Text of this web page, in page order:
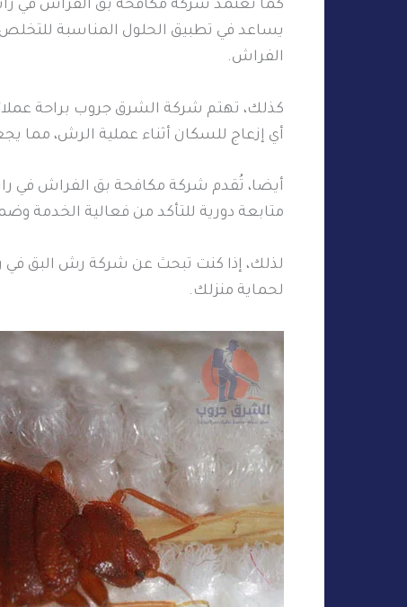
كما تعتمد شركة مكافحة بق الفراش في
يساعد في تطبيق الحلول المناسبة
الفراش.
كذلك، تهتم شركة الشرق جروب براحة
أي إزعاج للسكان أثناء عملية الرش، مما
أيضا، تُقدم شركة مكافحة بق الفراش في
متابعة دورية للتأكد من فعالية الخدمة
لذلك، إذا كنت تبحث عن شركة رش البق في
لحماية منزلك.